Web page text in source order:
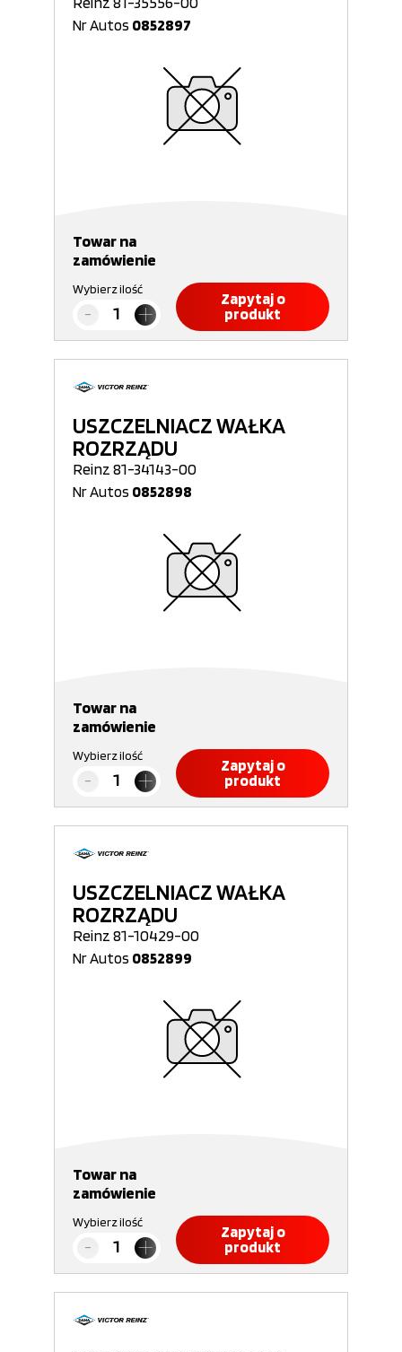
Nr Autos 0852897
Towar na
zamówienie
Wybierz ilość
Zapytaj o
produkt
USZCZELNIACZ WAŁKA
ROZRZĄDU
Reinz 81-34143-00
Nr Autos 0852898
Towar na
zamówienie
Wybierz ilość
Zapytaj o
produkt
USZCZELNIACZ WAŁKA
ROZRZĄDU
Reinz 81-10429-00
Nr Autos 0852899
Towar na
zamówienie
Wybierz ilość
Zapytaj o
produkt